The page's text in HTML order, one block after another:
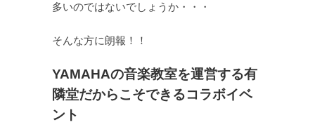
多いのではないでしょうか・・・
そんな方に朗報！！
YAMAHAの音楽教室を運営する有
隣堂だからこそできるコラボイベ
ント